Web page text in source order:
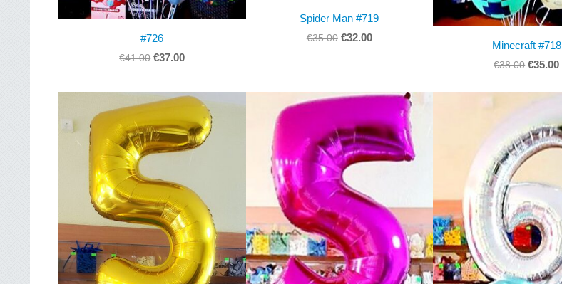
#726
€41.00 €37.00
Spider Man #719
€35.00 €32.00
Minecraft #718
€38.00 €35.00